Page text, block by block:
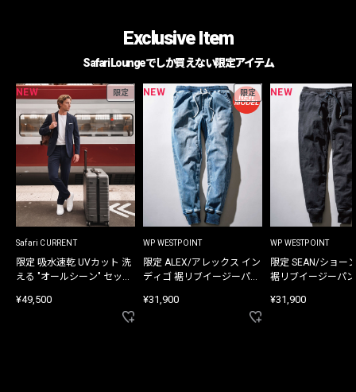
Exclusive Item
Safari Loungeでしか買えない限定アイテム
NEW 限定
Safari CURRENT
限定 吸水速乾 UVカット 洗
える "オールシーン" セット
¥49,500
NEW 限定
WP WESTPOINT
限定 ALEX/アレックス イン
ディゴ 裾リブイージーパン
¥31,900
NEW
WP WESTPOINT
限定 SEAN/ショー
裾リブイージーパ
¥31,900